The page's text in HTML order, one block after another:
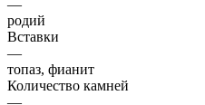
—
родий
Вставки
—
топаз, фианит
Количество камней
—